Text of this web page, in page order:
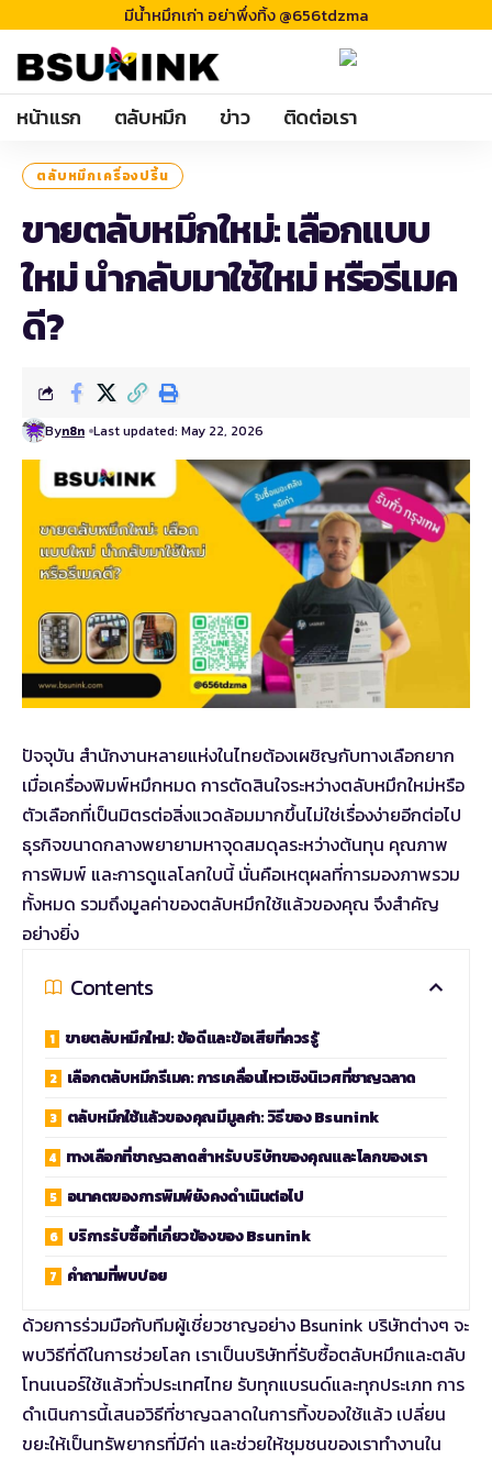
มีน้ำหมึกเก่า อย่าพึ่งทิ้ง @656tdzma
หน้าแรก ตลับหมึก ข่าว ติดต่อเรา
ตลับหมึกเครื่องปริ้น
ขายตลับหมึกใหม่: เลือกแบบ
ใหม่ นำกลับมาใช้ใหม่ หรือรีเมค
ดี?
Byn8n Last updated: May 22, 2026
ปัจจุบัน สำนักงานหลายแห่งในไทยต้องเผชิญกับทางเลือกยาก
เมื่อเครื่องพิมพ์หมึกหมด การตัดสินใจระหว่างตลับหมึกใหม่หรือ
ตัวเลือกที่เป็นมิตรต่อสิ่งแวดล้อมมากขึ้นไม่ใช่เรื่องง่ายอีกต่อไป
ธุรกิจขนาดกลางพยายามหาจุดสมดุลระหว่างต้นทุน คุณภาพ
การพิมพ์ และการดูแลโลกใบนี้ นั่นคือเหตุผลที่การมองภาพรวม
ทั้งหมด รวมถึงมูลค่าของตลับหมึกใช้แล้วของคุณ จึงสำคัญ
อย่างยิ่ง
Contents
ขายตลับหมึกใหม่: ข้อดีและข้อเสียที่ควรรู้
เลือกตลับหมึกรีเมค: การเคลื่อนไหวเชิงนิเวศที่ชาญฉลาด
ตลับหมึกใช้แล้วของคุณมีมูลค่า: วิธีของ Bsunink
ทางเลือกที่ชาญฉลาดสำหรับบริษัทของคุณและโลกของเรา
อนาคตของการพิมพ์ยังคงดำเนินต่อไป
บริการรับซื้อที่เกี่ยวข้องของ Bsunink
คำถามที่พบบ่อย
ด้วยการร่วมมือกับทีมผู้เชี่ยวชาญอย่าง Bsunink บริษัทต่างๆ จะ
พบวิธีที่ดีในการช่วยโลก เราเป็นบริษัทที่รับซื้อตลับหมึกและตลับ
โทนเนอร์ใช้แล้วทั่วประเทศไทย รับทุกแบรนด์และทุกประเภท การ
ดำเนินการนี้เสนอวิธีที่ชาญฉลาดในการทิ้งของใช้แล้ว เปลี่ยน
ขยะให้เป็นทรัพยากรที่มีค่า และช่วยให้ชุมชนของเราทำงานใน